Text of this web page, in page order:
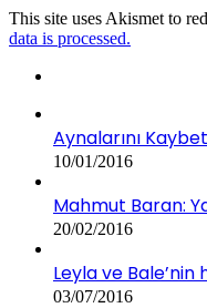
This site uses Akismet to
data is processed.
Aynalarını
10/01/2016
Mahmut Baran:
20/02/2016
Leyla ve
03/07/2016